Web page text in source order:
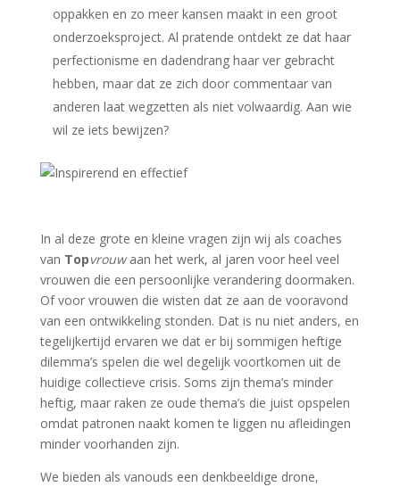
oppakken en zo meer kansen maakt in een groot
onderzoeksproject. Al pratende ontdekt ze dat haar
perfectionisme en dadendrang haar ver gebracht
hebben, maar dat ze zich door commentaar van
anderen laat wegzetten als niet volwaardig. Aan wie
wil ze iets bewijzen?
In al deze grote en kleine vragen zijn wij als coaches
van Topvrouwaan het werk, al jaren voor heel veel
vrouwen die een persoonlijke verandering doormaken.
Of voor vrouwen die wisten dat ze aan de vooravond
van een ontwikkeling stonden. Dat is nu niet anders, en
tegelijkertijd ervaren we dat er bij sommigen heftige
dilemma’s spelen die wel degelijk voortkomen uit de
huidige collectieve crisis. Soms zijn thema’s minder
heftig, maar raken ze oude thema’s die juist opspelen
omdat patronen naakt komen te liggen nu afleidingen
minder voorhanden zijn.
We bieden als vanouds een denkbeeldige drone,